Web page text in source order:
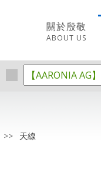
關於殷敬
ABOUT US
天線